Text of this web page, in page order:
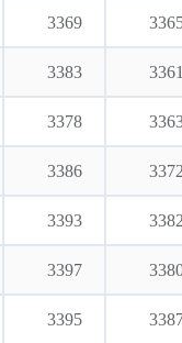
3369
3383
3378
3386
3393
3397
3395